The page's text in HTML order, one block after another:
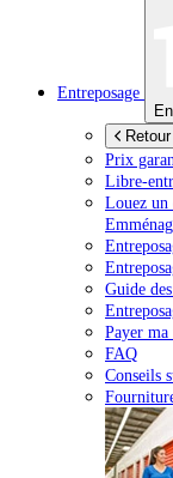
Entreposage
Prix
Libre-
Louez un
Guide
Payer ma
FAQ
Conseils